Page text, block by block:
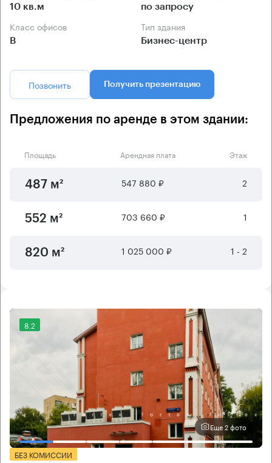
10 кв.м по запросу
Класс офисов
B
Тип здания
Бизнес-центр
Позвонить Получить презентацию
Предложения по аренде в этом здании:
Площадь Арендная плата Этаж
487 м² 547 880 ₽ 2
552 м² 703 660 ₽ 1
820 м² 1 025 000 ₽ 1 - 2
8.2
Еще 2 фото
БЕЗ КОМИССИИ